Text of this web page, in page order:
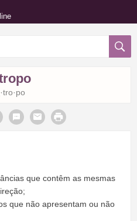
·tro·po
que contêm as mesmas
que não apresentam ou não